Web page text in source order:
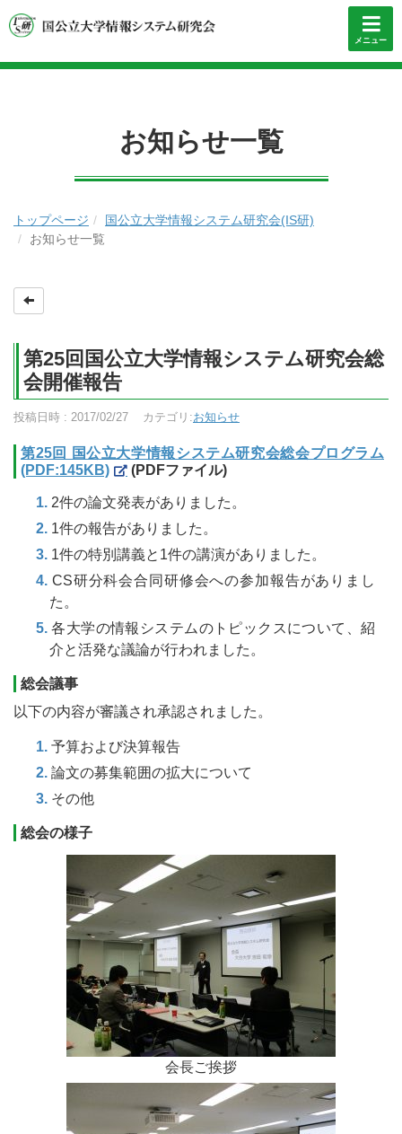
メニュー
お知らせ一覧
トップページ
国公立大学情報システム研究会(IS研)
お知らせ一覧
第25回国公立大学情報システム研究会総
会開催報告
投稿日時 : 2017/02/27 カテゴリ:お知らせ
第25回 国公立大学情報システム研究会総会プログラム
(PDF:145KB)
(PDFファイル)
2件の論文発表がありました。
1件の報告がありました。
1件の特別講義と1件の講演がありました。
CS研分科会合同研修会への参加報告がありまし
た。
各大学の情報システムのトピックスについて、紹
介と活発な議論が行われました。
総会議事
以下の内容が審議され承認されました。
予算および決算報告
論文の募集範囲の拡大について
その他
総会の様子
会長ご挨拶